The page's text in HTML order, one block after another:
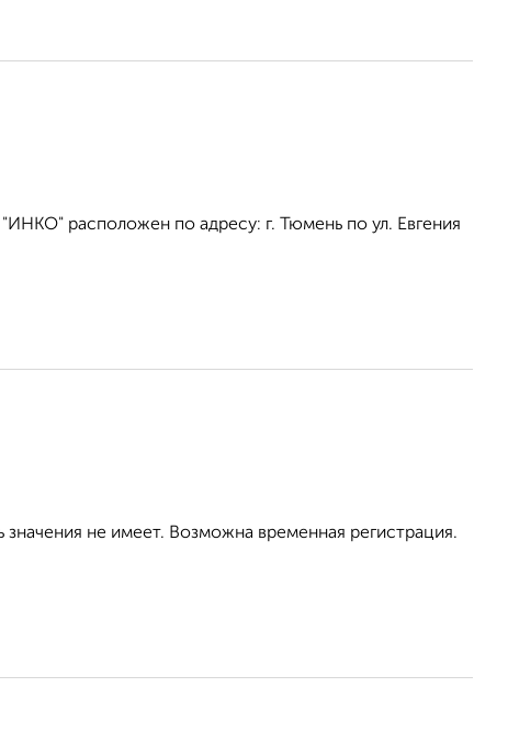
расположен по адресу: г. Тюмень по ул. Евгения
не имеет. Возможна временная регистрация.